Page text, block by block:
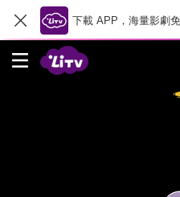
下載 APP，海量影劇